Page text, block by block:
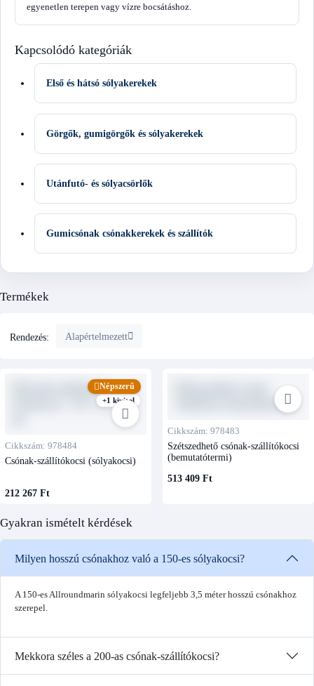
egyenetlen terepen vagy vízre bocsátáshoz.
Kapcsolódó kategóriák
Első és hátsó sólyakerekek
Görgők, gumigörgők és sólyakerekek
Utánfutó- és sólyacsörlők
Gumicsónak csónakkerekek és szállítók
Termékek
Rendezés: Alapértelmezett
Népszerű
+1 kivitel
Cikkszám: 978484
Csónak-szállítókocsi (sólyakocsi)
212 267 Ft
Cikkszám: 978483
Szétszedhető csónak-szállítókocsi
(bemutatótermi)
513 409 Ft
Gyakran ismételt kérdések
Milyen hosszú csónakhoz való a 150-es sólyakocsi?
A 150-es Allroundmarin sólyakocsi legfeljebb 3,5 méter hosszú csónakhoz
szerepel.
Mekkora széles a 200-as csónak-szállítókocsi?